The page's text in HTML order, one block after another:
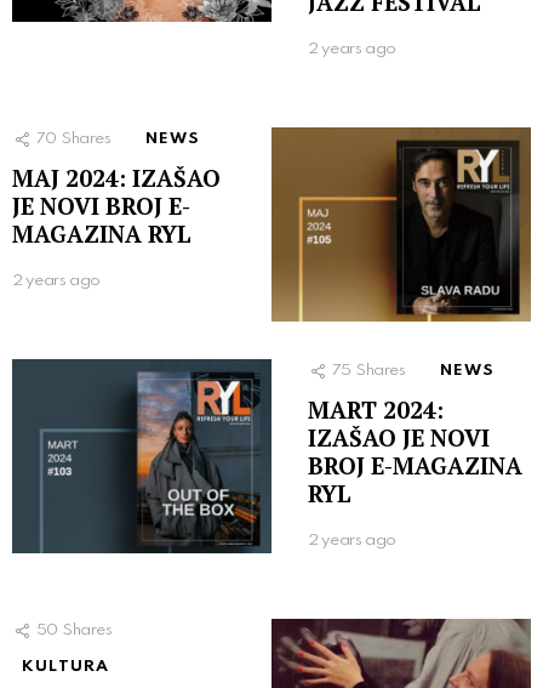
2 years ago
70 Shares NEWS
MAJ 2024: IZAŠAO
JE NOVI BROJ E-
MAGAZINA RYL
2 years ago
75 Shares NEWS
MART 2024:
IZAŠAO JE NOVI
BROJ E-MAGAZINA
RYL
2 years ago
50 Shares
KULTURA